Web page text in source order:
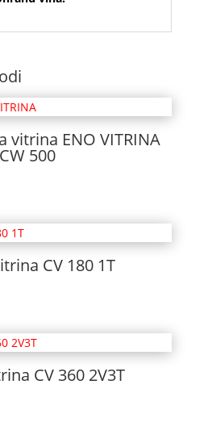
vitrina ENO VITRINA
CW 500
CV 180 1T
CV 360 2V3T